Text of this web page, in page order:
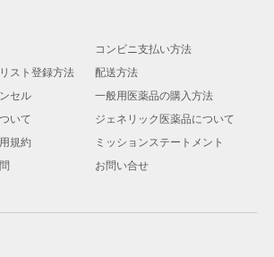
コンビニ支払い方法
スト登録方法
配送方法
セル
一般用医薬品の購入方法
いて
ジェネリック医薬品について
規約
ミッションステートメント
お問い合せ